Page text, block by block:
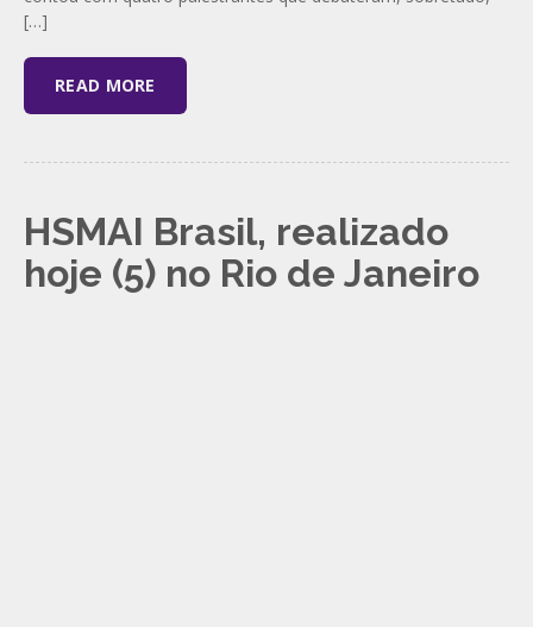
[…]
READ MORE
HSMAI Brasil, realizado
hoje (5) no Rio de Janeiro